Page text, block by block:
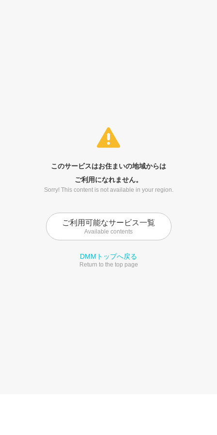
このサービスはお住まいの地域からは
ご利用になれません。
Sorry! This content is not available in your region.
ご利用可能なサービス一覧
Available contents
DMMトップへ戻る
Return to the top page